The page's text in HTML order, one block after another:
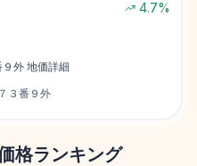
4.7%
９外 地価詳細
３番９外
格ランキング